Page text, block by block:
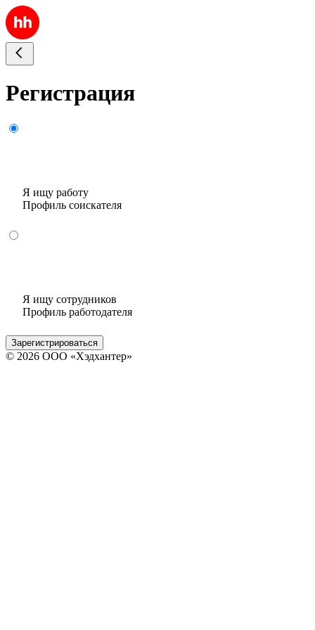
Регистрация
Я ищу работу
Профиль соискателя
Я ищу сотрудников
Профиль работодателя
Зарегистрироваться
© 2026 ООО «Хэдхантер»